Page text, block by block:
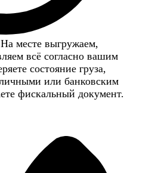
На месте выгружаем,
всё согласно вашим
состояние груза,
или банковским
фискальный документ.